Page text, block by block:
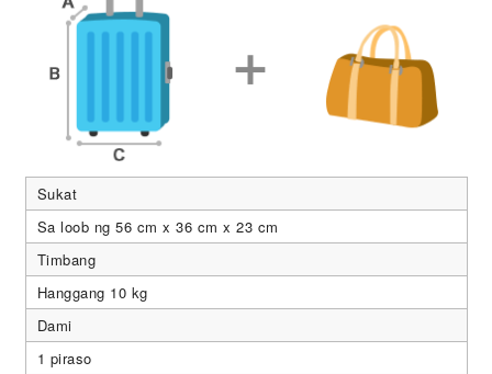
Sukat
Sa loob ng 56 cm x 36 cm x 23 cm
Timbang
Hanggang 10 kg
Dami
1 piraso